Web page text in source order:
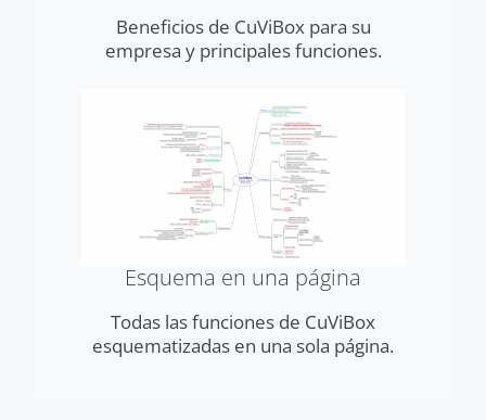
Beneficios de CuViBox para su
empresa y principales funciones.
Esquema en una página
Todas las funciones de CuViBox
esquematizadas en una sola página.